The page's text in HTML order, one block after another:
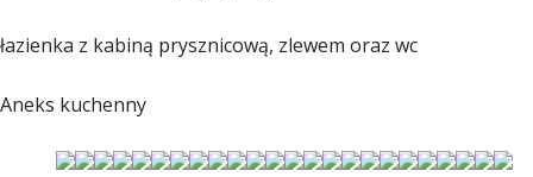
łazienka z kabiną prysznicową, zlewem oraz wc
Aneks kuchenny